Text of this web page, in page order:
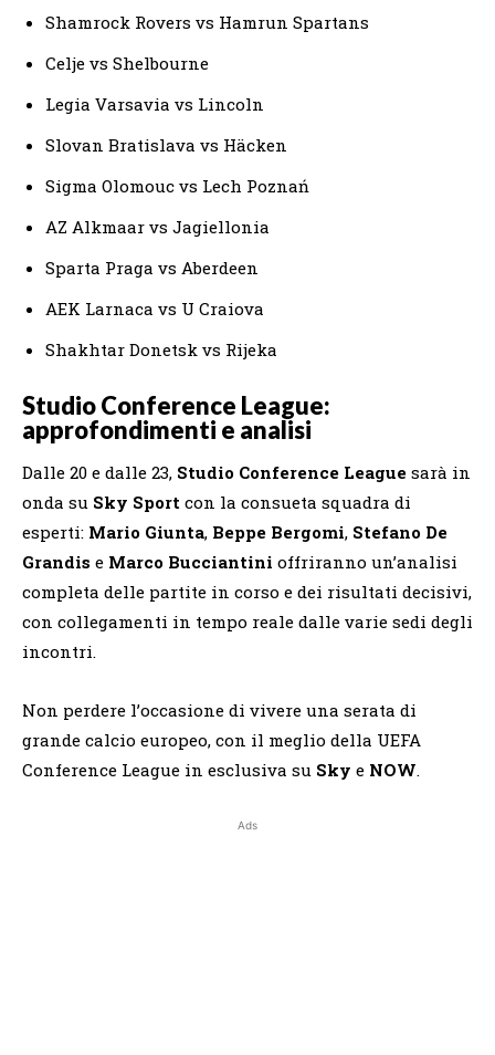
Shamrock Rovers vs Hamrun Spartans
Celje vs Shelbourne
Legia Varsavia vs Lincoln
Slovan Bratislava vs Häcken
Sigma Olomouc vs Lech Poznań
AZ Alkmaar vs Jagiellonia
Sparta Praga vs Aberdeen
AEK Larnaca vs U Craiova
Shakhtar Donetsk vs Rijeka
Studio Conference League:
approfondimenti e analisi
Dalle 20 e dalle 23, Studio Conference League sarà in
onda su Sky Sport con la consueta squadra di
esperti: Mario Giunta, Beppe Bergomi, Stefano De
Grandis e Marco Bucciantini offriranno un’analisi
completa delle partite in corso e dei risultati decisivi,
con collegamenti in tempo reale dalle varie sedi degli
incontri.
Non perdere l’occasione di vivere una serata di
grande calcio europeo, con il meglio della UEFA
Conference League in esclusiva su Sky e NOW.
Ads